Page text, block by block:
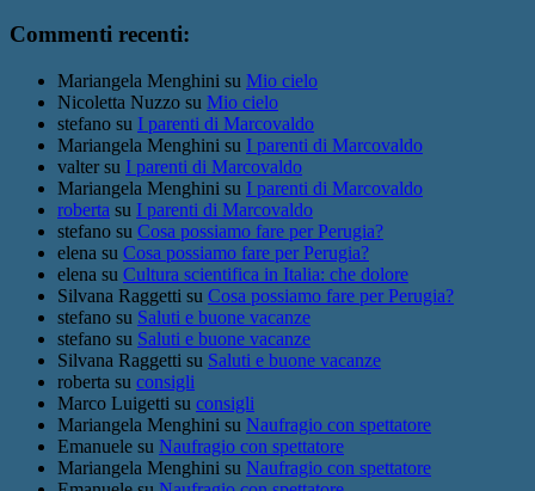
Commenti recenti:
Mariangela Menghini su Mio cielo
Nicoletta Nuzzo su Mio cielo
stefano su I parenti di Marcovaldo
Mariangela Menghini su I parenti di Marcovaldo
valtersu I parenti di Marcovaldo
Mariangela Menghini su I parenti di Marcovaldo
roberta su I parenti di Marcovaldo
stefano su Cosa possiamo fare per Perugia?
elena su Cosa possiamo fare per Perugia?
elena su Cultura scientifica in Italia: che dolore
Silvana Raggetti su Cosa possiamo fare per Perugia?
stefano su Saluti e buone vacanze
stefano su Saluti e buone vacanze
Silvana Raggetti su Saluti e buone vacanze
roberta su consigli
Marco Luigetti su consigli
Mariangela Menghini su Naufragio con spettatore
Emanuele su Naufragio con spettatore
Mariangela Menghini su Naufragio con spettatore